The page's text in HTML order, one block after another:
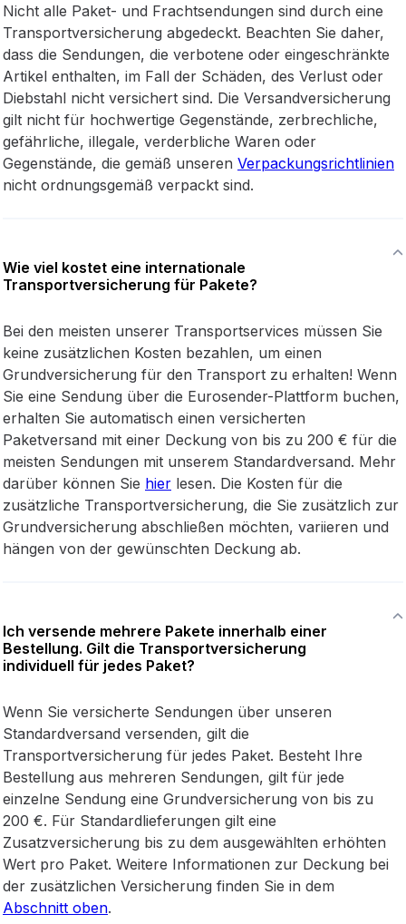
Nicht alle Paket- und Frachtsendungen sind durch eine
Transportversicherung abgedeckt. Beachten Sie daher,
dass die Sendungen, die verbotene oder eingeschränkte
Artikel enthalten, im Fall der Schäden, des Verlust oder
Diebstahl nicht versichert sind. Die Versandversicherung
gilt nicht für hochwertige Gegenstände, zerbrechliche,
gefährliche, illegale, verderbliche Waren oder
Gegenstände, die gemäß unseren Verpackungsrichtlinien
nicht ordnungsgemäß verpackt sind.
Wie viel kostet eine internationale
Transportversicherung für Pakete?
Bei den meisten unserer Transportservices müssen Sie
keine zusätzlichen Kosten bezahlen, um einen
Grundversicherung für den Transport zu erhalten! Wenn
Sie eine Sendung über die Eurosender-Plattform buchen,
erhalten Sie automatisch einen versicherten
Paketversand mit einer Deckung von bis zu 200 € für die
meisten Sendungen mit unserem Standardversand. Mehr
darüber können Sie hier lesen. Die Kosten für die
zusätzliche Transportversicherung, die Sie zusätzlich zur
Grundversicherung abschließen möchten, variieren und
hängen von der gewünschten Deckung ab.
Ich versende mehrere Pakete innerhalb einer
Bestellung. Gilt die Transportversicherung
individuell für jedes Paket?
Wenn Sie versicherte Sendungen über unseren
Standardversand versenden, gilt die
Transportversicherung für jedes Paket. Besteht Ihre
Bestellung aus mehreren Sendungen, gilt für jede
einzelne Sendung eine Grundversicherung von bis zu
200 €. Für Standardlieferungen gilt eine
Zusatzversicherung bis zu dem ausgewählten erhöhten
Wert pro Paket. Weitere Informationen zur Deckung bei
der zusätzlichen Versicherung finden Sie in dem
Abschnitt oben.